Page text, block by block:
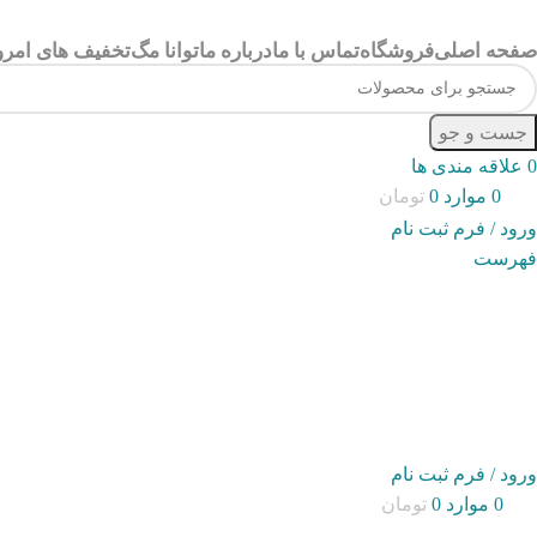
صفحه اصلیفروشگاهتماس با مادرباره ماتوانا مگتخفیف های
جست و جو
0 علاقه مندی ها
0 موارد 0 تومان
ورود / فرم ثبت نام
فهرست
ورود / فرم ثبت نام
0 موارد 0 تومان